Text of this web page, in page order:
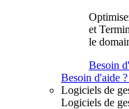
et
le
Besoin
Besoin d'aide
Logiciels de
Logiciels de